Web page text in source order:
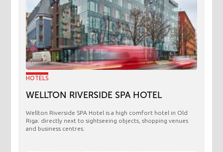
HOTELS
WELLTON RIVERSIDE SPA HOTEL
Wellton Riverside SPA Hotel is a high comfort hotel in Old
Riga: directly next to sightseeing objects, shopping venues
and business centres.